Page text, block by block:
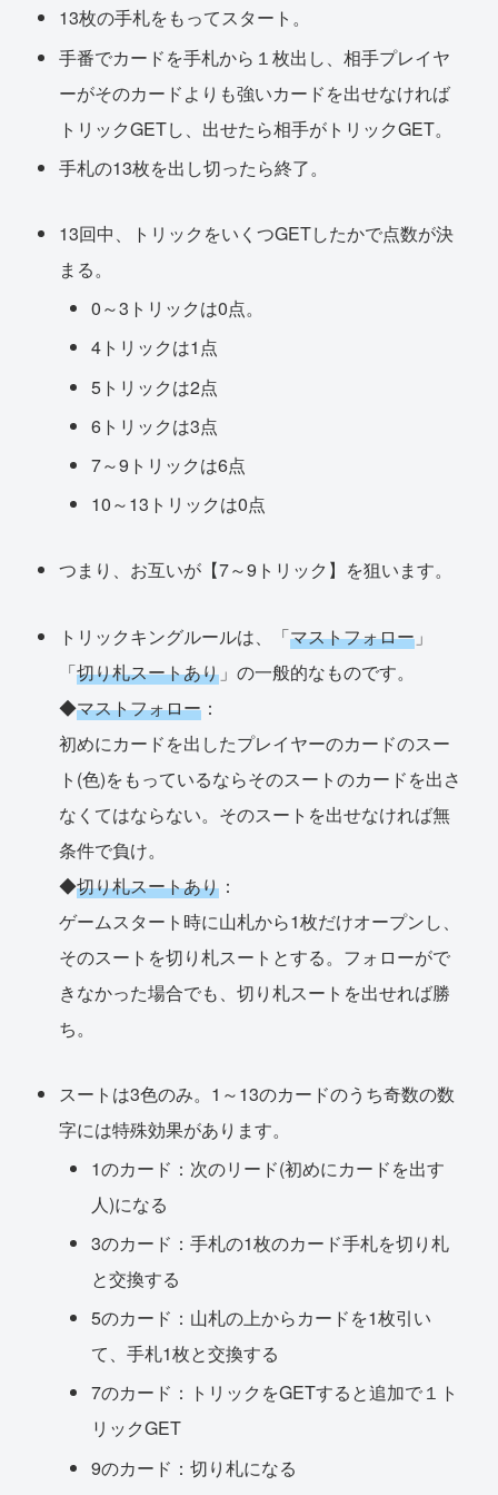
13枚の手札をもってスタート。
手番でカードを手札から１枚出し、相手プレイヤ
ーがそのカードよりも強いカードを出せなければ
トリックGETし、出せたら相手がトリックGET。
手札の13枚を出し切ったら終了。
13回中、トリックをいくつGETしたかで点数が決
まる。
0～3トリックは0点。
4トリックは1点
5トリックは2点
6トリックは3点
7～9トリックは6点
10～13トリックは0点
つまり、お互いが【7～9トリック】を狙います。
トリックキングルールは、「マストフォロー 」
「切り札スートあり 」の一般的なものです。
◆マストフォロー ：
初めにカードを出したプレイヤーのカードのスー
ト(色)をもっているならそのスートのカードを出さ
なくてはならない。そのスートを出せなければ無
条件で負け。
◆切り札スートあり ：
ゲームスタート時に山札から1枚だけオープンし、
そのスートを切り札スートとする。フォローがで
きなかった場合でも、切り札スートを出せれば勝
ち。
スートは3色のみ。1～13のカードのうち奇数の数
字には特殊効果があります。
1のカード：次のリード(初めにカードを出す
人)になる
3のカード：手札の1枚のカード手札を切り札
と交換する
5のカード：山札の上からカードを1枚引い
て、手札1枚と交換する
7のカード：トリックをGETすると追加で１ト
リックGET
9のカード：切り札になる